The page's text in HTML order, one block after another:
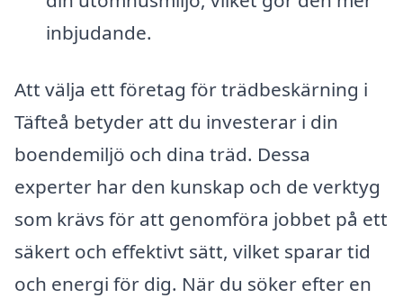
inbjudande.
Att välja ett företag för trädbeskärning i
Täfteå betyder att du investerar i din
boendemiljö och dina träd. Dessa
experter har den kunskap och de verktyg
som krävs för att genomföra jobbet på ett
säkert och effektivt sätt, vilket sparar tid
och energi för dig. När du söker efter en